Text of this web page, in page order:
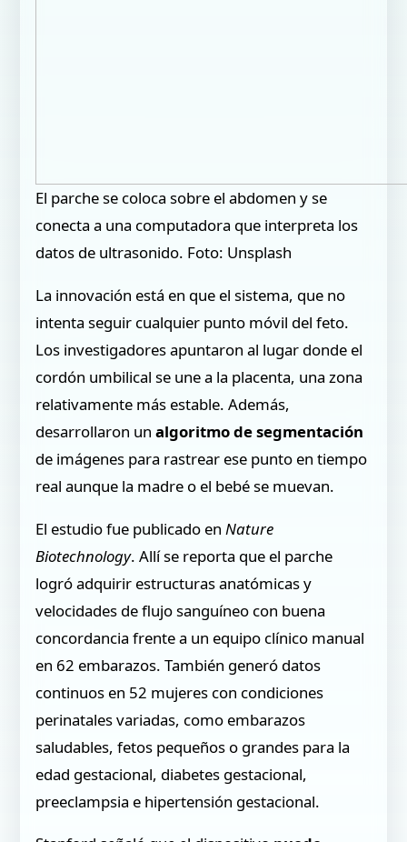
El parche se coloca sobre el abdomen y se
conecta a una computadora que interpreta los
datos de ultrasonido. Foto: Unsplash
La innovación está en que el sistema, que no
intenta seguir cualquier punto móvil del feto.
Los investigadores apuntaron al lugar donde el
cordón umbilical se une a la placenta, una zona
relativamente más estable. Además,
desarrollaron un algoritmo de segmentación
de imágenes para rastrear ese punto en tiempo
real aunque la madre o el bebé se muevan.
El estudio fue publicado enNature
Biotechnology. Allí se reporta que el parche
logró adquirir estructuras anatómicas y
velocidades de flujo sanguíneo con buena
concordancia frente a un equipo clínico manual
en 62 embarazos. También generó datos
continuos en 52 mujeres con condiciones
perinatales variadas, como embarazos
saludables, fetos pequeños o grandes para la
edad gestacional, diabetes gestacional,
preeclampsia e hipertensión gestacional.